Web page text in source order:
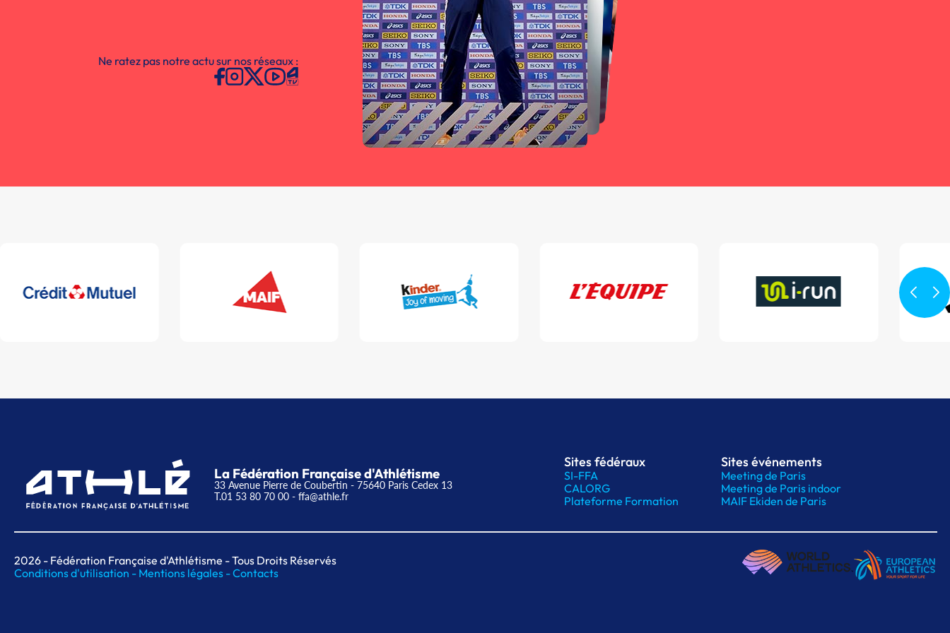
Ne ratez pas notre actu sur nos réseaux :
La Fédération Française d'Athlétisme
33 Avenue Pierre de Coubertin - 75640 Paris Cedex 13
T.01 53 80 70 00 - ffa@athle.fr
Sites fédéraux
SI-FFA
CALORG
Plateforme Formation
Sites événements
Meeting de Paris
Meeting de Paris indoor
MAIF Ekiden de Paris
2026 - Fédération Française d'Athlétisme - Tous Droits Réservés
Conditions d'utilisation - Mentions légales -Contacts